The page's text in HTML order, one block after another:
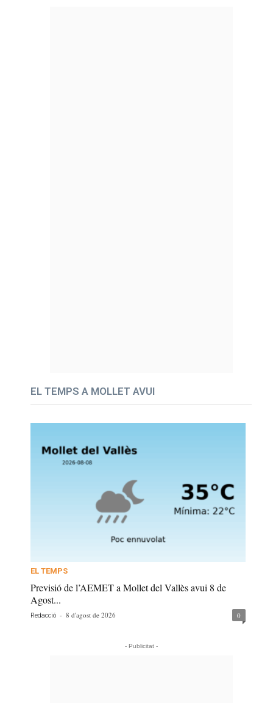
EL TEMPS A MOLLET AVUI
EL TEMPS
Previsió de l’AEMET a Mollet del Vallès avui 8 de
Agost...
Redacció - 8 d'agost de 2026 0
- Publicitat -